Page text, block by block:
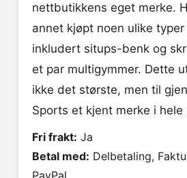
nettbutikkens eget merke.
annet kjøpt noen ulike
inkludert situps-benk og
et par multigymmer. Dette
ikke det største, men til
Sports et kjent merke i hele
Fri frakt: Ja
Betal med: